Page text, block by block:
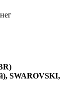
SWAROVSKI,